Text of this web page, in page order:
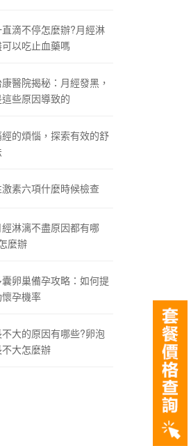
滴不停怎麼辦?月經淋
以吃止血藥嗎
醫院揭秘：月經發黑，
些原因導致的
的煩惱，探索有效的舒
素六項什麼時候檢查
淋漓不盡原因都有哪
麼辦
卵巢備孕攻略：如何提
孕機率
大的原因有哪些?卵泡
大怎麼辦